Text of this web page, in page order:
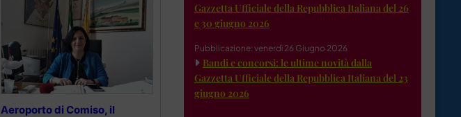
Aeroporto di Comiso, il
Gazzetta Ufficiale della Repubblica Italiana del 26
e 30 giugno 2026
Pubblicazione: venerdì 26 Giugno 2026
Bandi e concorsi: le ultime novità dalla
Gazzetta Ufficiale della Repubblica Italiana del 23
giugno 2026